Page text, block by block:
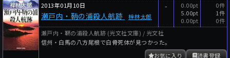
2013年01月10日
瀬戸内・鞆の浦殺人航跡 梓林太郎
-
0.00pt
5.00pt
0.00pt
0件
1件
0件
瀬戸内・鞆の浦殺人航跡 (光文社文庫) / 光文社
信州・白馬の八方尾根で白骨死体が見つかった。
読書登録
お気に入り